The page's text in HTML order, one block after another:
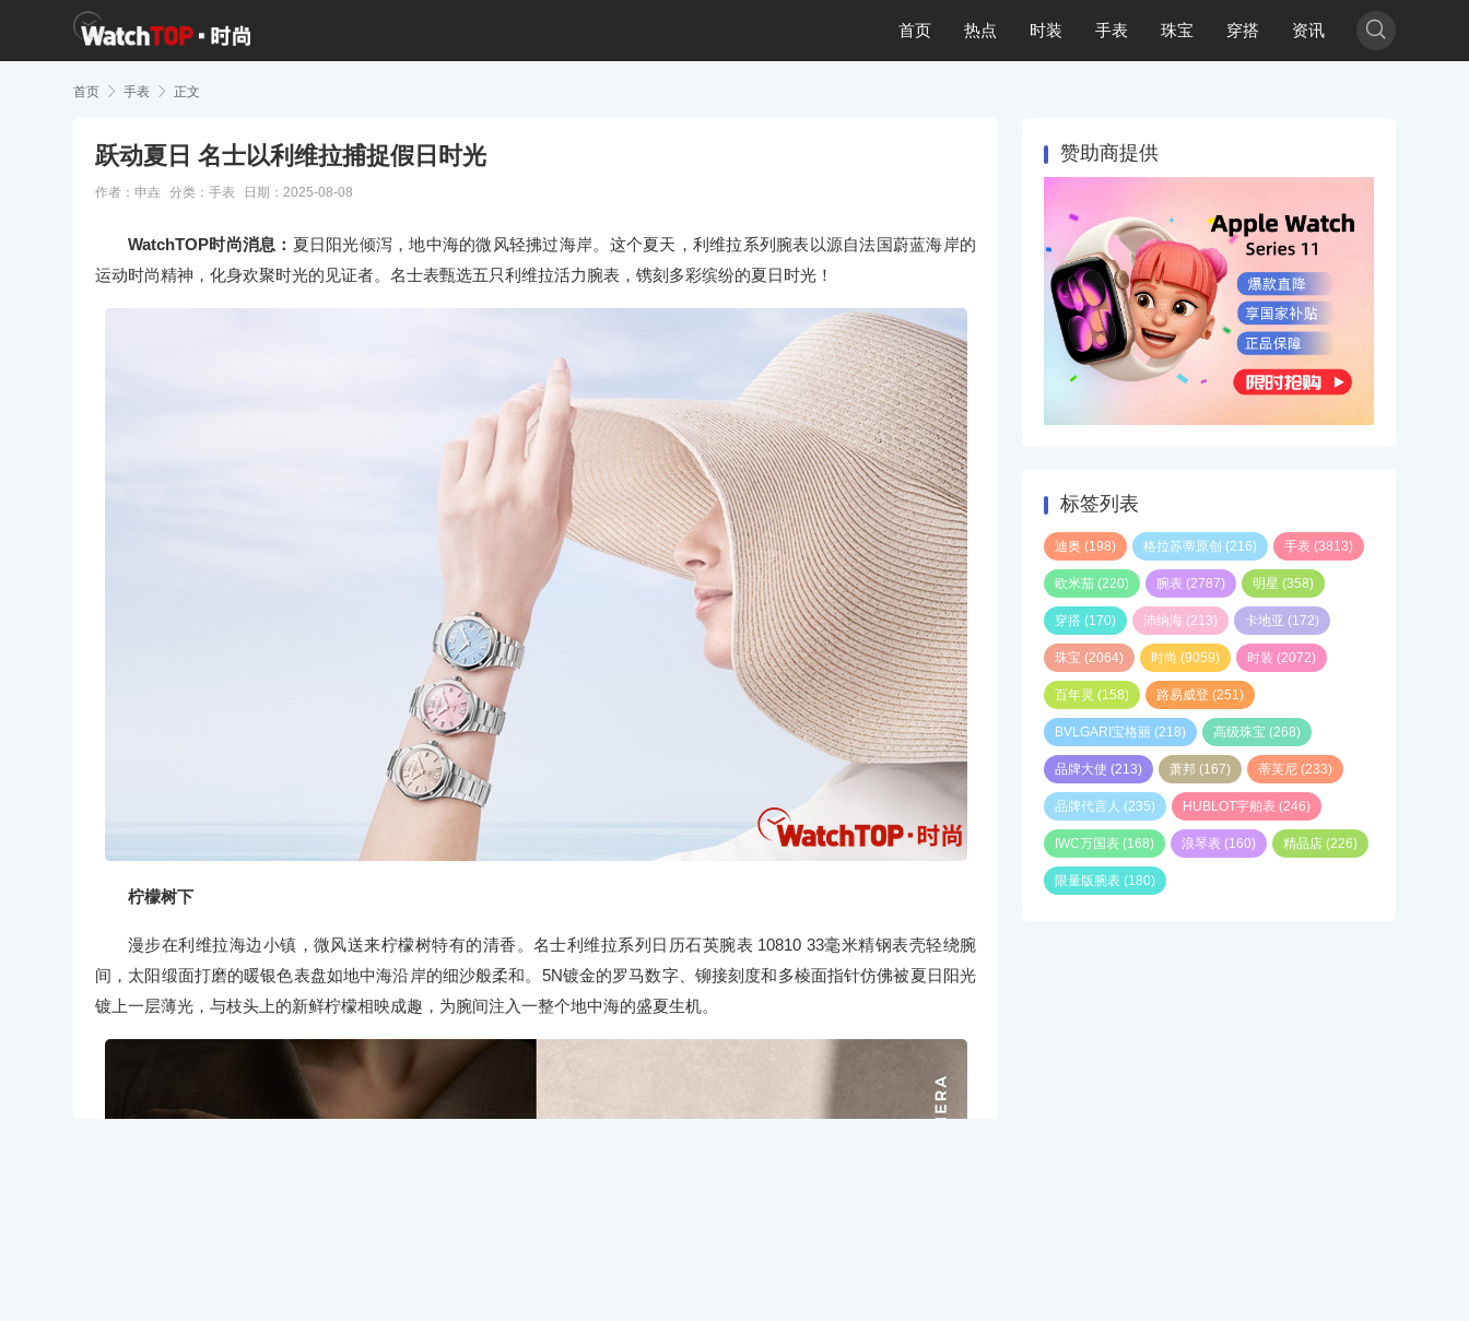
首页 热点 时装 手表 珠宝 穿搭 资讯 
首页  手表  正文
跃动夏日 名士以利维拉捕捉假日时光
作者：申垚 分类： 手表 日期：2025-08-08
WatchTOP时尚消息： 夏日阳光倾泻，地中海的微风轻拂过海岸。这个夏天，利维拉系列腕表以源自法国蔚蓝海岸的
运动时尚精神，化身欢聚时光的见证者。名士表甄选五只利维拉活力腕表，镌刻多彩缤纷的夏日时光！
柠檬树下
漫步在利维拉海边小镇，微风送来柠檬树特有的清香。名士利维拉系列日历石英腕表 10810 33毫米精钢表壳轻绕腕
间，太阳缎面打磨的暖银色表盘如地中海沿岸的细沙般柔和。5N镀金的罗马数字、铆接刻度和多棱面指针仿佛被夏日阳光
镀上一层薄光，与枝头上的新鲜柠檬相映成趣，为腕间注入一整个地中海的盛夏生机。
赞助商提供
标签列表
迪奥 (198) 格拉苏蒂原创 (216) 手表 (3813)
欧米茄 (220) 腕表 (2787) 明星 (358)
穿搭 (170) 沛纳海 (213) 卡地亚 (172)
珠宝 (2064) 时尚 (9059) 时装 (2072)
百年灵 (158) 路易威登 (251)
BVLGARI宝格丽 (218) 高级珠宝 (268)
品牌大使 (213) 萧邦 (167) 蒂芙尼 (233)
品牌代言人 (235) HUBLOT宇舶表 (246)
IWC万国表 (168) 浪琴表 (160) 精品店 (226)
限量版腕表 (180)